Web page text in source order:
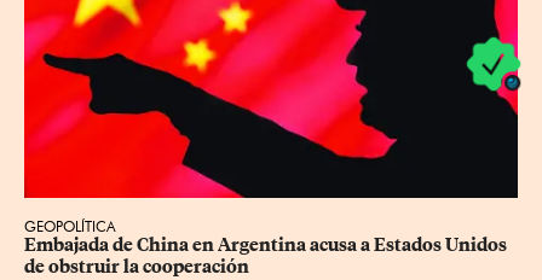
GEOPOLÍTICA
Embajada de China en Argentina acusa a Estados Unidos
de obstruir la cooperación